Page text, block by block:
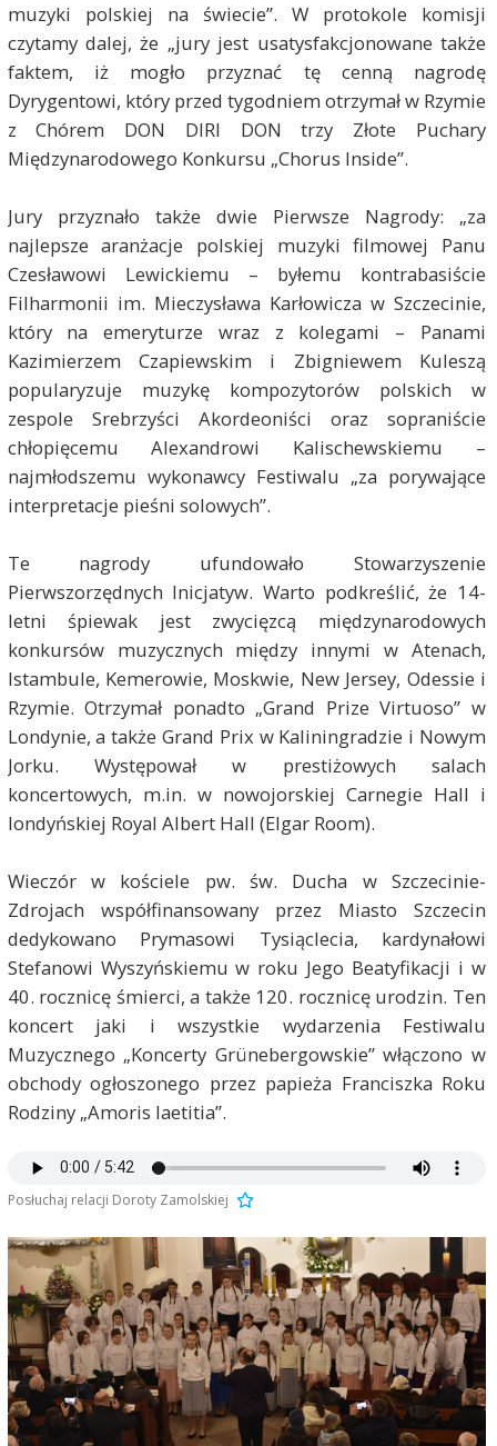
muzyki polskiej na świecie”. W protokole komisji
czytamy dalej, że „jury jest usatysfakcjonowane także
faktem, iż mogło przyznać tę cenną nagrodę
Dyrygentowi, który przed tygodniem otrzymał w Rzymie
z Chórem DON DIRI DON trzy Złote Puchary
Międzynarodowego Konkursu „Chorus Inside”.
Jury przyznało także dwie Pierwsze Nagrody: „za
najlepsze aranżacje polskiej muzyki filmowej Panu
Czesławowi Lewickiemu – byłemu kontrabasiście
Filharmonii im. Mieczysława Karłowicza w Szczecinie,
który na emeryturze wraz z kolegami – Panami
Kazimierzem Czapiewskim i Zbigniewem Kuleszą
popularyzuje muzykę kompozytorów polskich w
zespole Srebrzyści Akordeoniści oraz sopraniście
chłopięcemu Alexandrowi Kalischewskiemu –
najmłodszemu wykonawcy Festiwalu „za porywające
interpretacje pieśni solowych”.
Te nagrody ufundowało Stowarzyszenie
Pierwszorzędnych Inicjatyw. Warto podkreślić, że 14-
letni śpiewak jest zwycięzcą międzynarodowych
konkursów muzycznych między innymi w Atenach,
Istambule, Kemerowie, Moskwie, New Jersey, Odessie i
Rzymie. Otrzymał ponadto „Grand Prize Virtuoso” w
Londynie, a także Grand Prix w Kaliningradzie i Nowym
Jorku. Występował w prestiżowych salach
koncertowych, m.in. w nowojorskiej Carnegie Hall i
londyńskiej Royal Albert Hall (Elgar Room).
Wieczór w kościele pw. św. Ducha w Szczecinie-
Zdrojach współfinansowany przez Miasto Szczecin
dedykowano Prymasowi Tysiąclecia, kardynałowi
Stefanowi Wyszyńskiemu w roku Jego Beatyfikacji i w
40. rocznicę śmierci, a także 120. rocznicę urodzin. Ten
koncert jaki i wszystkie wydarzenia Festiwalu
Muzycznego „Koncerty Grünebergowskie” włączono w
obchody ogłoszonego przez papieża Franciszka Roku
Rodziny „Amoris laetitia”.
Posłuchaj relacji Doroty Zamolskiej